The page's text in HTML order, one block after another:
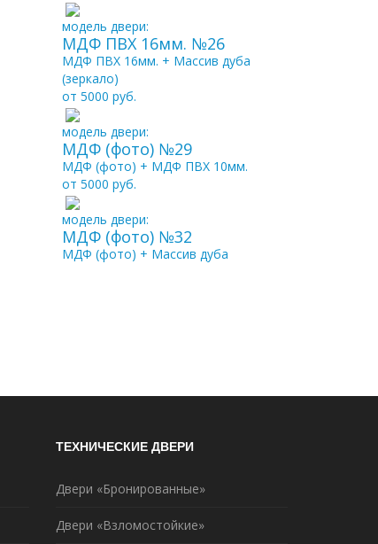
модель двери:
МДФ ПВХ 16мм. №26
МДФ ПВХ 16мм. + Массив дуба
(зеркало)
от 5000 руб.
модель двери:
МДФ (фото) №29
МДФ (фото) + МДФ ПВХ 10мм.
от 5000 руб.
модель двери:
МДФ (фото) №32
МДФ (фото) + Массив дуба
ТЕХНИЧЕСКИЕ ДВЕРИ
Двери «Бронированные»
Двери «Взломостойкие»